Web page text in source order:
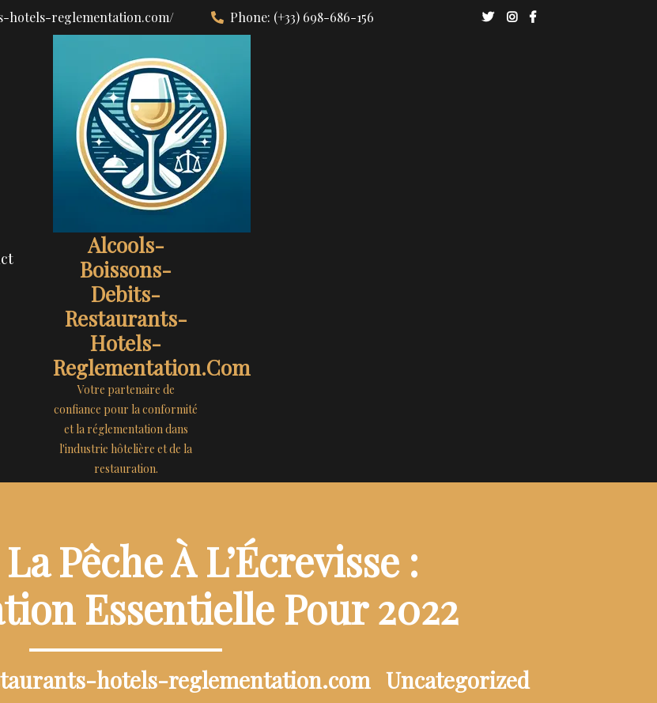
hotels-reglementation.com/ Phone: (+33) 698-686-156
Alcools-
Boissons-
Debits-
Restaurants-
Hotels-
Reglementation.com
Votre partenaire de
confiance pour la conformité
et la réglementation dans
l'industrie hôtelière et de la
restauration.
Pêche À L’Écrevisse :
Essentielle Pour 2022
hotels-reglementation.com Uncategorized